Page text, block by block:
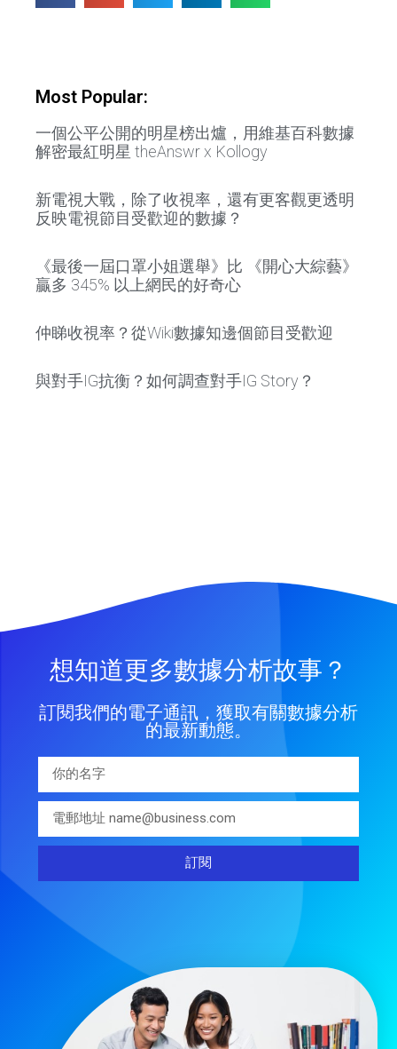
Most Popular:
一個公平公開的明星榜出爐，用維基百科數據
解密最紅明星 theAnswr x Kollogy
新電視大戰，除了收視率，還有更客觀更透明
反映電視節目受歡迎的數據？
《最後一屆口罩小姐選舉》比 《開心大綜藝》
贏多 345% 以上網民的好奇心
仲睇收視率？從Wiki數據知邊個節目受歡迎
與對手IG抗衡？如何調查對手IG Story？
想知道更多數據分析故事？
訂閱我們的電子通訊，獲取有關數據分析
的最新動態。
訂閱